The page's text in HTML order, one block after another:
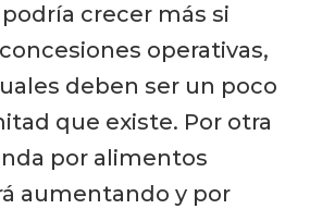
crecer más si
operativas,
deben ser un poco
que existe. Por otra
por alimentos
aumentando y por